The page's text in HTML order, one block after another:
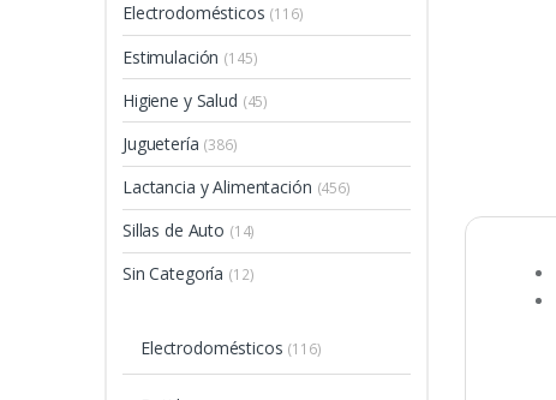
Electrodomésticos (116)
Estimulación (145)
Higiene y Salud (45)
Juguetería (386)
Lactancia y Alimentación (456)
Sillas de Auto (14)
Sin Categoría (12)
Electrodomésticos (116)